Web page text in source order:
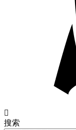

搜索